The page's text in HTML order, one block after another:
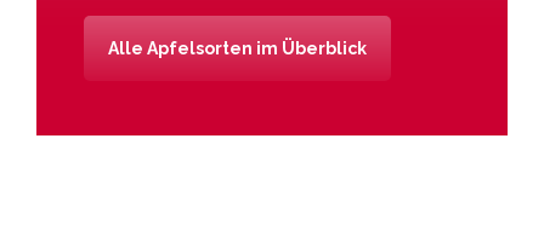
Alle Apfelsorten im Überblick